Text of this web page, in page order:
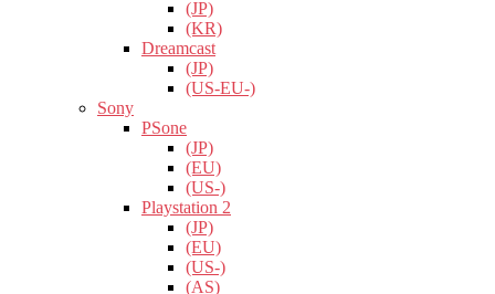
(JP)
(KR)
Dreamcast
(JP)
(US-EU-)
Sony
PSone
(JP)
(EU)
(US-)
Playstation 2
(JP)
(EU)
(US-)
(AS)